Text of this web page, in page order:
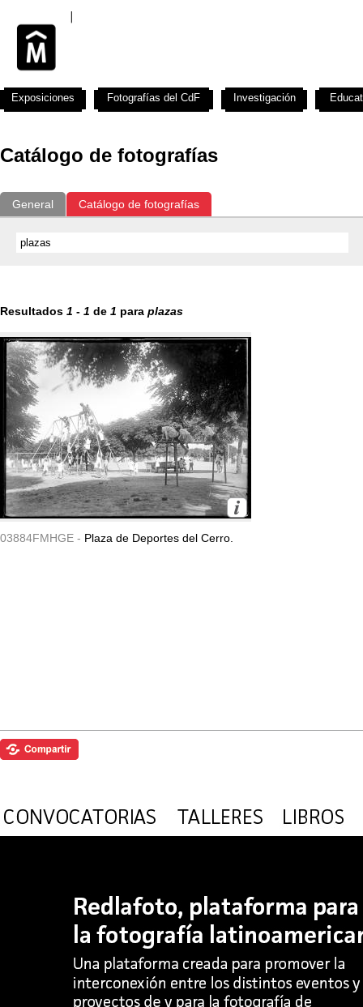
Catálogo de fotografías
General Catálogo de fotografías
Resultados 1 - 1 de 1 para plazas
03884FMHGE - Plaza de Deportes del Cerro.
Exposiciones Fotografías del CdF Investigación